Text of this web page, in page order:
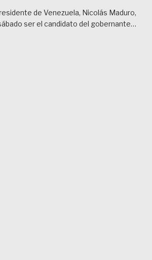
de Venezuela, Nicolás Maduro,
ser el candidato del gobernante…